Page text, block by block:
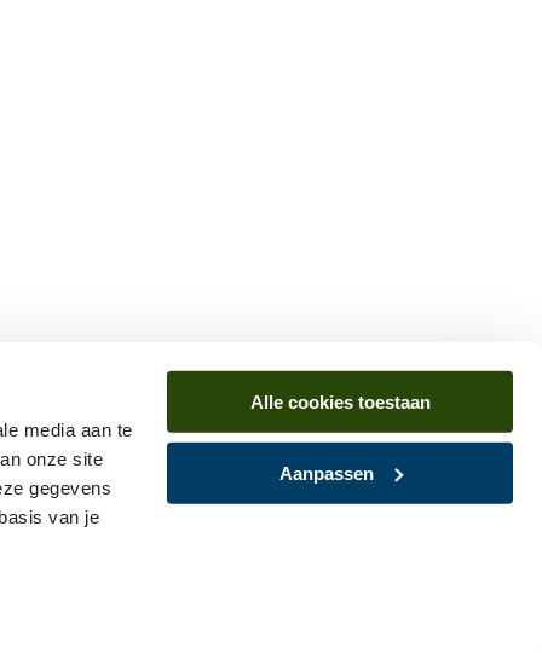
media aan te
onze site
gegevens
van je
Alle cookies toestaan
Aanpassen